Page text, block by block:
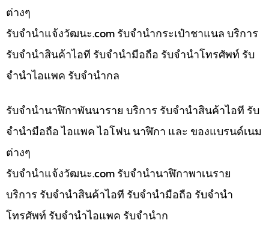
ต่างๆ
รับจํานําแจ้งวัฒนะ.com รับจำนำกระเป๋าชาแนล บริการ
รับจำนำสินค้าไอที รับจำนำมือถือ รับจำนำโทรศัพท์ รับ
จำนำไอแพค รับจำนำกล
รับจำนำนาฬิกาพันนาราย บริการ รับจำนำสินค้าไอที รับ
จำนำมือถือ ไอแพค ไอโฟน นาฬิกา และ ของแบรนด์เนม
ต่างๆ
รับจํานําแจ้งวัฒนะ.com รับจำนำนาฬิกาพาเนราย
บริการ รับจำนำสินค้าไอที รับจำนำมือถือ รับจำนำ
โทรศัพท์ รับจำนำไอแพค รับจำนำก